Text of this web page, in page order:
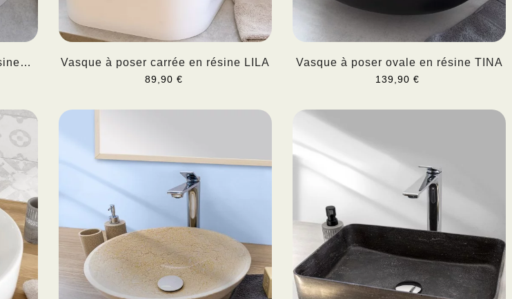
Vasque à poser carrée en résine LILA
89,90 €
Vasque à poser ovale en résine TINA
139,90 €